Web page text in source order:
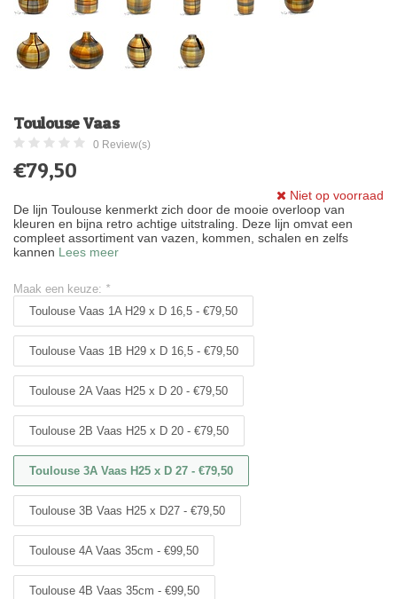
Toulouse Vaas
0 Review(s)
€79,50
Niet op voorraad
De lijn Toulouse kenmerkt zich door de mooie overloop van
kleuren en bijna retro achtige uitstraling. Deze lijn omvat een
compleet assortiment van vazen, kommen, schalen en zelfs
kannen Lees meer
Maak een keuze: *
Toulouse Vaas 1A H29 x D 16,5 - €79,50
Toulouse Vaas 1B H29 x D 16,5 - €79,50
Toulouse 2A Vaas H25 x D 20 - €79,50
Toulouse 2B Vaas H25 x D 20 - €79,50
Toulouse 3A Vaas H25 x D 27 - €79,50
Toulouse 3B Vaas H25 x D27 - €79,50
Toulouse 4A Vaas 35cm - €99,50
Toulouse 4B Vaas 35cm - €99,50